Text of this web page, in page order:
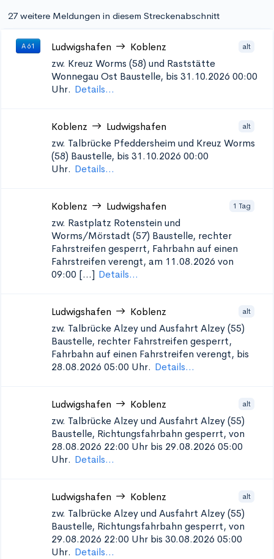
27 weitere Meldungen in diesem Streckenabschnitt
A 61 Ludwigshafen Koblenz alt
zw. Kreuz Worms (58) und Raststätte
Wonnegau Ost Baustelle, bis 31.10.2026 00:00
Uhr. Details...
Koblenz Ludwigshafen alt
zw. Talbrücke Pfeddersheim und Kreuz Worms
(58) Baustelle, bis 31.10.2026 00:00
Uhr. Details...
Koblenz Ludwigshafen 1 Tag
zw. Rastplatz Rotenstein und
Worms/Mörstadt (57) Baustelle, rechter
Fahrstreifen gesperrt, Fahrbahn auf einen
Fahrstreifen verengt, am 11.08.2026 von
09:00 [...] Details...
Ludwigshafen Koblenz alt
zw. Talbrücke Alzey und Ausfahrt Alzey (55)
Baustelle, rechter Fahrstreifen gesperrt,
Fahrbahn auf einen Fahrstreifen verengt, bis
28.08.2026 05:00 Uhr. Details...
Ludwigshafen Koblenz alt
zw. Talbrücke Alzey und Ausfahrt Alzey (55)
Baustelle, Richtungsfahrbahn gesperrt, von
28.08.2026 22:00 Uhr bis 29.08.2026 05:00
Uhr. Details...
Ludwigshafen Koblenz alt
zw. Talbrücke Alzey und Ausfahrt Alzey (55)
Baustelle, Richtungsfahrbahn gesperrt, von
29.08.2026 22:00 Uhr bis 30.08.2026 05:00
Uhr. Details...